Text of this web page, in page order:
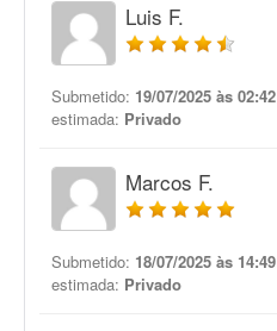
Luis F.
Submetido: 19/07/2025 às 02:42
estimada: Privado
Marcos F.
Submetido: 18/07/2025 às 14:49
estimada: Privado